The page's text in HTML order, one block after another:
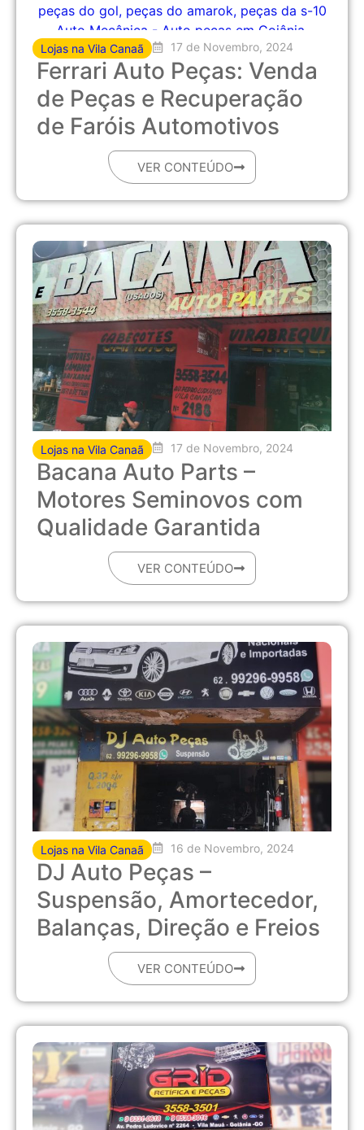
Lojas na Vila Canaã 17 de Novembro, 2024
Ferrari Auto Peças: Venda
de Peças e Recuperação
de Faróis Automotivos
VER CONTEÚDO
Lojas na Vila Canaã 17 de Novembro, 2024
Bacana Auto Parts –
Motores Seminovos com
Qualidade Garantida
VER CONTEÚDO
Lojas na Vila Canaã 16 de Novembro, 2024
DJ Auto Peças –
Suspensão, Amortecedor,
Balanças, Direção e Freios
VER CONTEÚDO